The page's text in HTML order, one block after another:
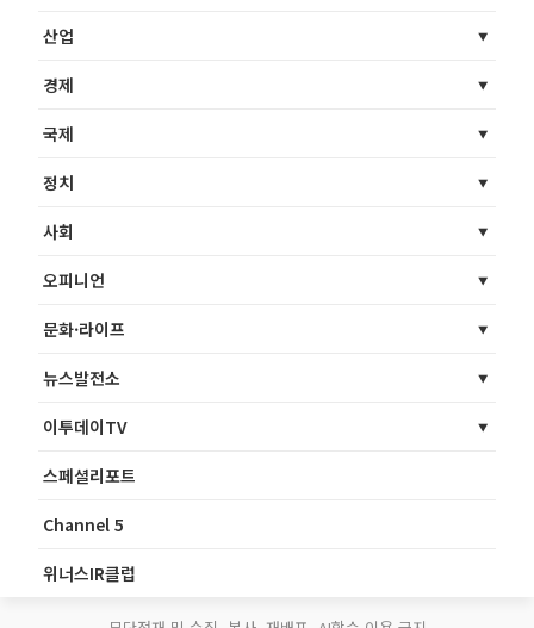
산업
경제
국제
정치
사회
오피니언
문화·라이프
뉴스발전소
이투데이TV
스페셜리포트
Channel 5
위너스IR클럽